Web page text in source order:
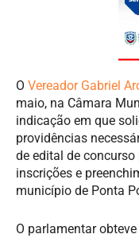
O Vereador Gabriel
maio, na Câmara
indicação em que
providências
de edital de
inscrições e
município de Ponta
O parlamentar